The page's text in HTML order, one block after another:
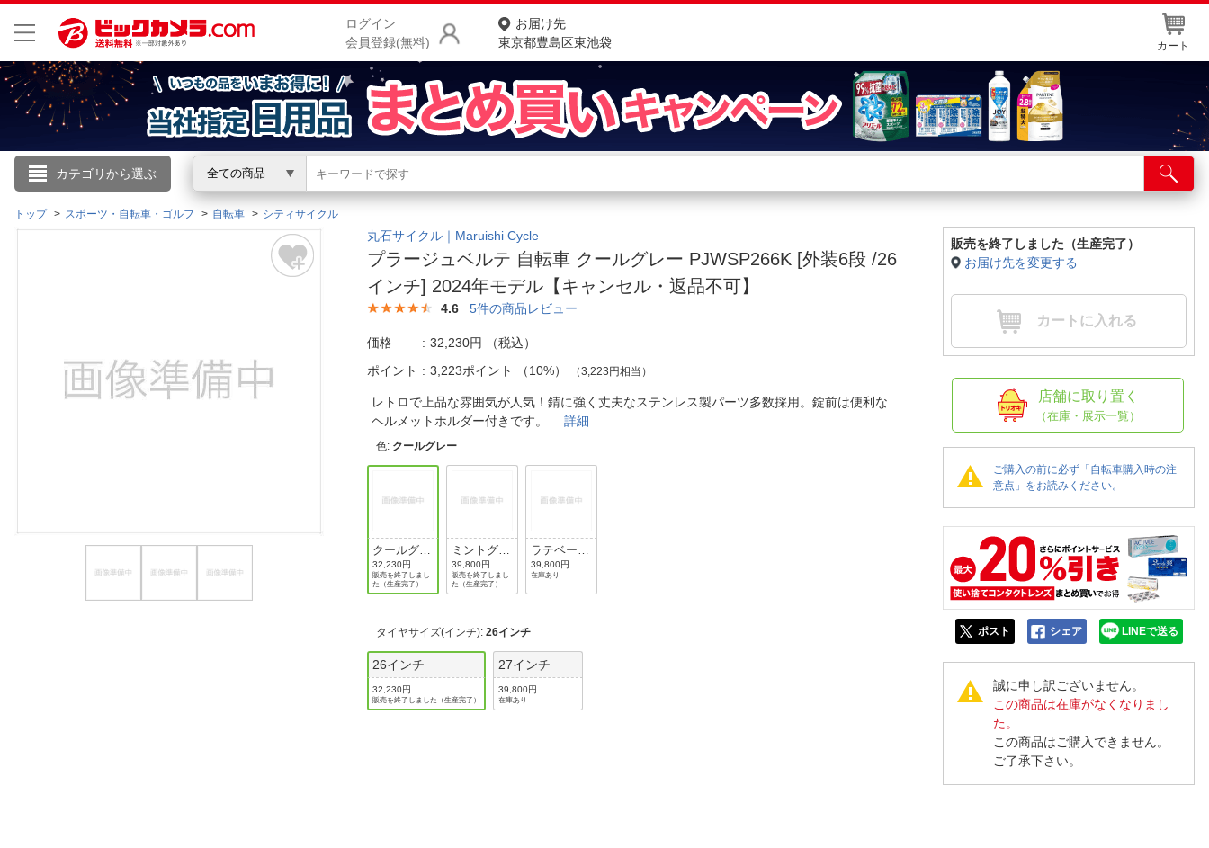
ログイン
会員登録(無料)
お届け先
東京都豊島区東池袋
カート
カテゴリから選ぶ 全ての商品
こんにちは
ログイン
閲覧履歴
商品をさがす
ランキングからさがす
カテゴリ一覧からさがす
お客様サポート
ご利用ガイド
よくある質問・お問合せ
店舗サービス
ネット取り置き
店舗情報・店舗一覧
法人窓口
トップ スポーツ・自転車・ゴルフ 自転車 シティサイクル
丸石サイクル｜Maruishi Cycle
プラージュベルテ 自転車 クールグレー PJWSP266K [外装6段 /26
インチ] 2024年モデル【キャンセル・返品不可】
4.6 5件の商品レビュー
価格 32,230円
（税込）
ポイント
3,223ポイント （10%） （3,223円相当）
レトロで上品な雰囲気が人気！錆に強く丈夫なステンレス製パーツ多数採用。錠前は便利な
ヘルメットホルダー付きです。詳細
色: クールグレー
クールグレ
ー
32,230円
販売を終了しまし
た（生産完了）
ミントグリ
ーン
39,800円
販売を終了しまし
た（生産完了）
ラテベージ
ュ
39,800円
在庫あり
タイヤサイズ(インチ):26インチ
26インチ
32,230円
販売を終了しました（生産完了）
27インチ
39,800円
在庫あり
販売を終了しました（生産完了）
お届け先を変更する
カートに入れる
店舗に取り置く
（在庫・展示一覧）
ご購入の前に必ず「自転車購入時の注
意点」をお読みください。
ポスト シェア LINEで送る
誠に申し訳ございません。
この商品は在庫がなくなりまし
た。
この商品はご購入できません。
ご了承下さい。